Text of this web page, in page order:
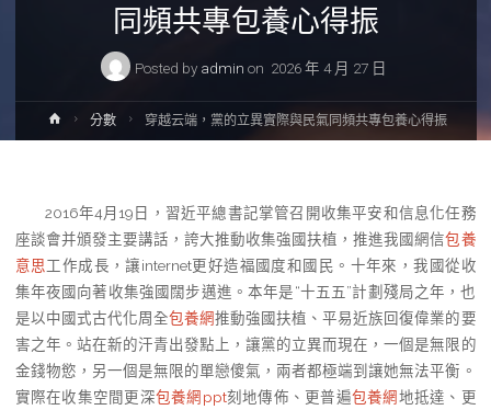
同頻共專包養心得振
Posted by admin on 2026 年 4 月 27 日
Home分數 穿越云端，黨的立異實際與民氣同頻共專包養心得振
2016年4月19日，習近平總書記掌管召開收集平安和信息化任務
座談會并頒發主要講話，誇大推動收集強國扶植，推進我國網信包養
意思工作成長，讓internet更好造福國度和國民。十年來，我國從收
集年夜國向著收集強國闊步邁進。本年是“十五五”計劃殘局之年，也
是以中國式古代化周全包養網推動強國扶植、平易近族回復偉業的要
害之年。站在新的汗青出發點上，讓黨的立異而現在，一個是無限的
金錢物慾，另一個是無限的單戀傻氣，兩者都極端到讓她無法平衡。
實際在收集空間更深包養網ppt刻地傳佈、更普遍包養網地抵達、更